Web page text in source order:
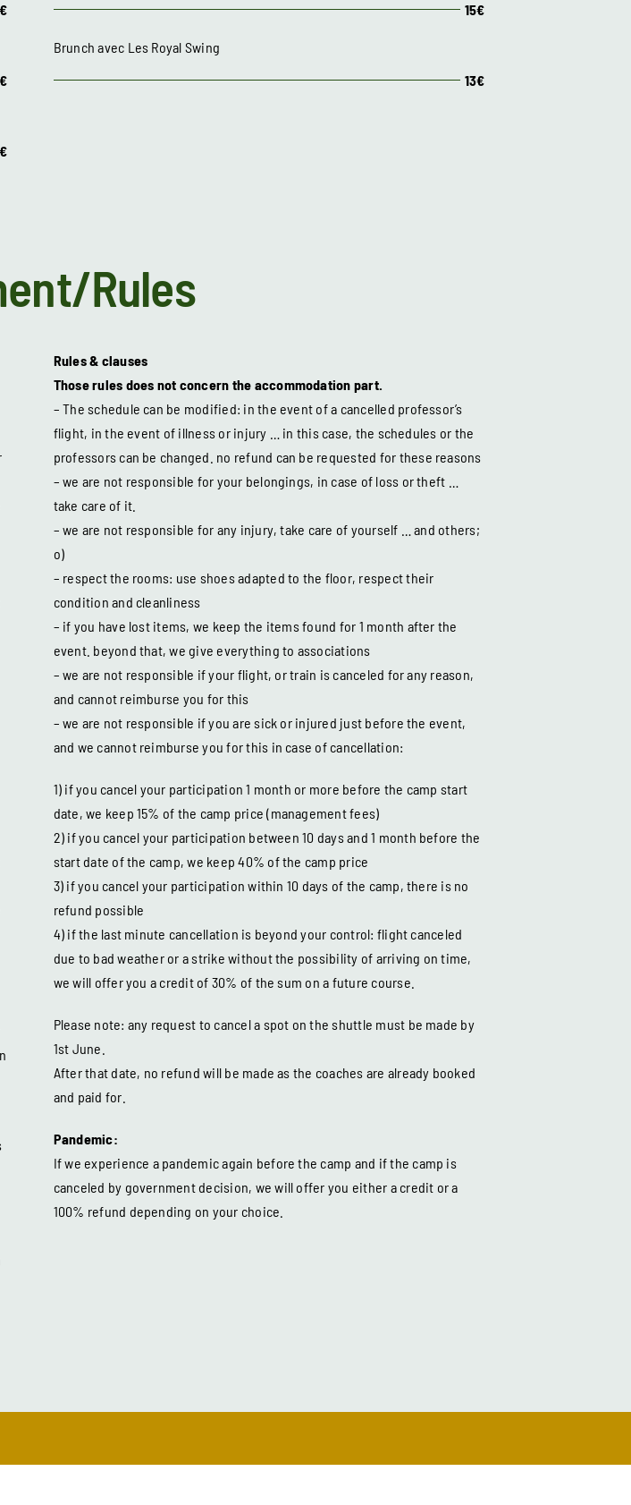
15€
Brunch avec Les Royal Swing
13€
Rules
Rules & clauses
Those rules does not concern the accommodation part.
– The schedule can be modified: in the event of a cancelled professor’s
flight, in the event of illness or injury … in this case, the schedules or the
professors can be changed. no refund can be requested for these reasons
– we are not responsible for your belongings, in case of loss or theft …
take care of it.
– we are not responsible for any injury, take care of yourself … and others;
o)
– respect the rooms: use shoes adapted to the floor, respect their
condition and cleanliness
– if you have lost items, we keep the items found for 1 month after the
event. beyond that, we give everything to associations
– we are not responsible if your flight, or train is canceled for any reason,
and cannot reimburse you for this
– we are not responsible if you are sick or injured just before the event,
and we cannot reimburse you for this in case of cancellation:
1) if you cancel your participation 1 month or more before the camp start
date, we keep 15% of the camp price (management fees)
2) if you cancel your participation between 10 days and 1 month before the
start date of the camp, we keep 40% of the camp price
3) if you cancel your participation within 10 days of the camp, there is no
refund possible
4) if the last minute cancellation is beyond your control: flight canceled
due to bad weather or a strike without the possibility of arriving on time,
we will offer you a credit of 30% of the sum on a future course.
Please note: any request to cancel a spot on the shuttle must be made by
1st June.
After that date, no refund will be made as the coaches are already booked
and paid for.
Pandemic:
If we experience a pandemic again before the camp and if the camp is
canceled by government decision, we will offer you either a credit or a
100% refund depending on your choice.